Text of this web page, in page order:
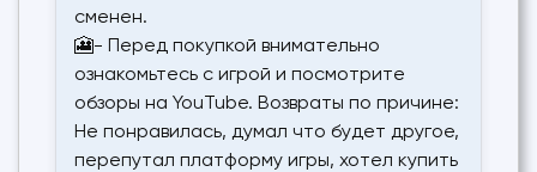
сменен.
🎦- Перед покупкой внимательно
ознакомьтесь с игрой и посмотрите
обзоры на YouTube. Возвраты по причине:
Не понравилась, думал что будет другое,
перепутал платформу игры, хотел купить